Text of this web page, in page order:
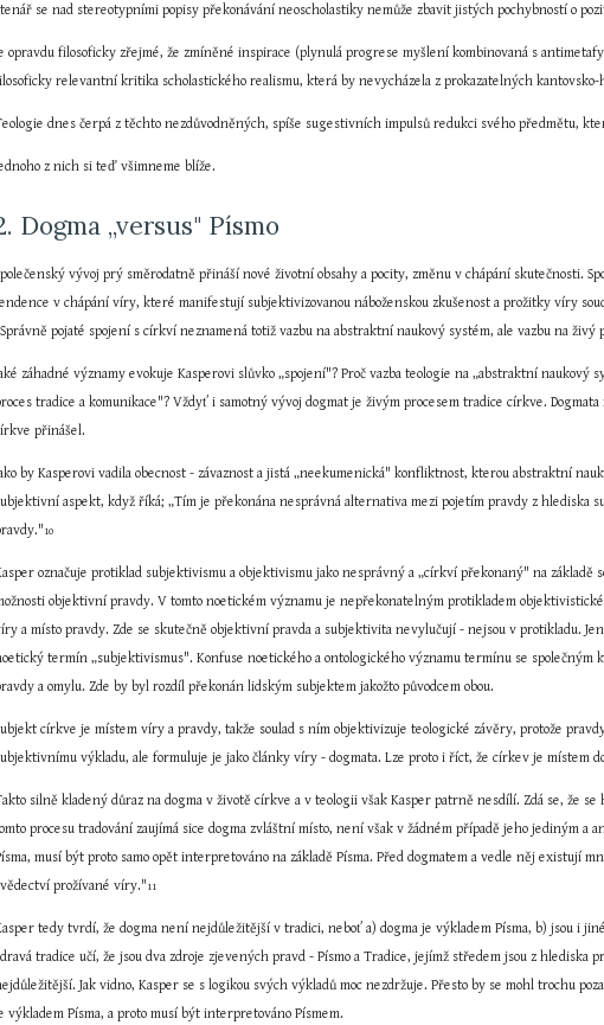
se nad stereotypními popisy překonávání neoscholastiky nemůže zbavit jistých pochybností o
opravdu filosoficky zřejmé, že zmíněné inspirace (plynulá progrese myšlení kombinovaná s
relevantní kritika scholastického realismu, která by nevycházela z prokazatelných
dnes čerpá z těchto nezdůvodněných, spíše sugestivních impulsů redukci svého předmětu,
z nich si teď všimneme blíže.
Dogma „versus" Písmo
vývoj prý směrodatně přináší nové životní obsahy a pocity, změnu v chápání skutečnosti.
v chápání víry, které manifestují subjektivizovanou náboženskou zkušenost a prožitky víry
pojaté spojení s církví neznamená totiž vazbu na abstraktní naukový systém, ale vazbu na
záhadné významy evokuje Kasperovi slůvko „spojení"? Proč vazba teologie na „abstraktní
tradice a komunikace"? Vždyť i samotný vývoj dogmat je živým procesem tradice církve.
přinášel.
by Kasperovi vadila obecnost - závaznost a jistá „neekumenická" konfliktnost, kterou abstraktní
aspekt, když říká; „Tím je překonána nesprávná alternativa mezi pojetím pravdy z
10
označuje protiklad subjektivismu a objektivismu jako nesprávný a „církví překonaný" na
objektivní pravdy. V tomto noetickém významu je nepřekonatelným protikladem
a místo pravdy. Zde se skutečně objektivní pravda a subjektivita nevylučují - nejsou v protikladu.
termín „subjektivismus". Konfuse noetického a ontologického významu termínu se
a omylu. Zde by byl rozdíl překonán lidským subjektem jakožto původcem obou.
církve je místem víry a pravdy, takže soulad s ním objektivizuje teologické závěry, protože
výkladu, ale formuluje je jako články víry - dogmata. Lze proto i říct, že církev je místem
silně kladený důraz na dogma v životě církve a v teologii však Kasper patrně nesdílí. Zdá se, že
procesu tradování zaujímá sice dogma zvláštní místo, není však v žádném případě jeho jediným
musí být proto samo opět interpretováno na základě Písma. Před dogmatem a vedle něj existují
prožívané víry."11
tedy tvrdí, že dogma není nejdůležitější v tradici, neboť a) dogma je výkladem Písma, b) jsou i
tradice učí, že jsou dva zdroje zjevených pravd - Písmo a Tradice, jejímž středem jsou z
Jak vidno, Kasper se s logikou svých výkladů moc nezdržuje. Přesto by se mohl trochu
výkladem Písma, a proto musí být interpretováno Písmem.